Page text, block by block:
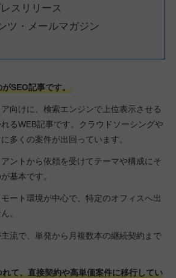
スリリース
ツ・メールマガジン
SEO記事です。
向けに、検索エンジンで上位表示させる
るWEB記事です。クラウドソーシングや
多くの案件が出回っています。
ントから依頼を受けてテーマや構成にそ
基本です。
ート環境が中心で、特定のオフィスへ出
。
流で、単発から月複数本の継続契約まで
て、直接契約や高単価案件に移行してい